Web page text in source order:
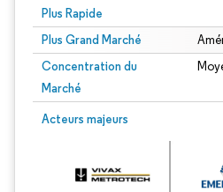
Plus Rapide
Plus Grand Marché
Concentration du
Marché
Acteurs majeurs
Image © Mordor Intelligence. La